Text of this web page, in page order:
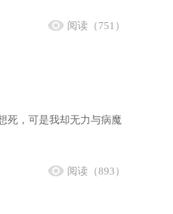
阅读（751）
死，可是我却无力与病魔
阅读（893）